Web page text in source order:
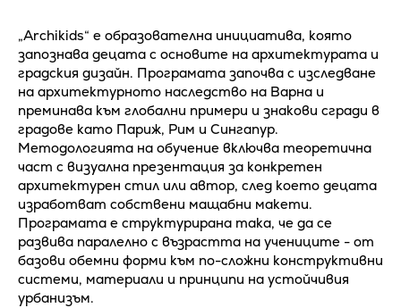
„Archikids“ е образователна инициатива, която
запознава децата с основите на архитектурата и
градския дизайн. Програмата започва с изследване
на архитектурното наследство на Варна и
преминава към глобални примери и знакови сгради в
градове като Париж, Рим и Сингапур.
Методологията на обучение включва теоретична
част с визуална презентация за конкретен
архитектурен стил или автор, след което децата
изработват собствени мащабни макети.
Програмата е структурирана така, че да се
развива паралелно с възрастта на учениците - от
базови обемни форми към по-сложни конструктивни
системи, материали и принципи на устойчивия
урбанизъм.